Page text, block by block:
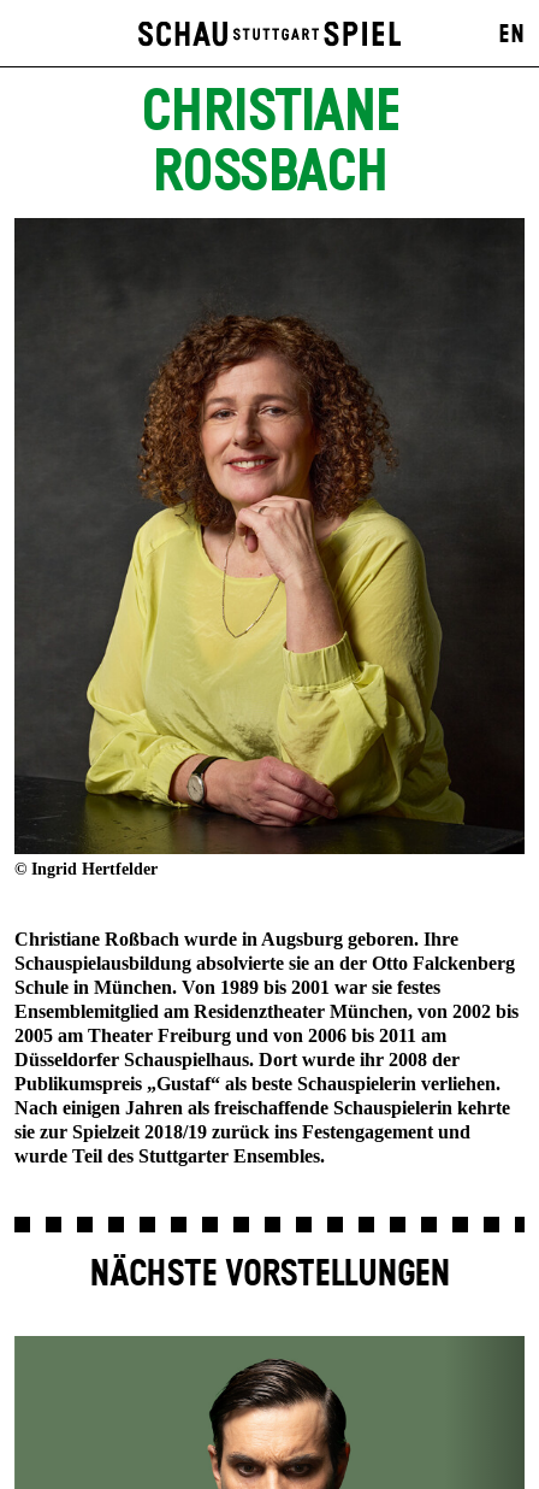
EN
CHRISTIANE
ROSSBACH
© Ingrid Hertfelder
Christiane Roßbach wurde in Augsburg geboren. Ihre
Schauspielausbildung absolvierte sie an der Otto Falckenberg
Schule in München. Von 1989 bis 2001 war sie festes
Ensemblemitglied am Residenztheater München, von 2002 bis
2005 am Theater Freiburg und von 2006 bis 2011 am
Düsseldorfer Schauspielhaus. Dort wurde ihr 2008 der
Publikumspreis „Gustaf“ als beste Schauspielerin verliehen.
Nach einigen Jahren als freischaffende Schauspielerin kehrte
sie zur Spielzeit 2018/19 zurück ins Festengagement und
wurde Teil des Stuttgarter Ensembles.
NÄCHSTE VORSTELLUNGEN